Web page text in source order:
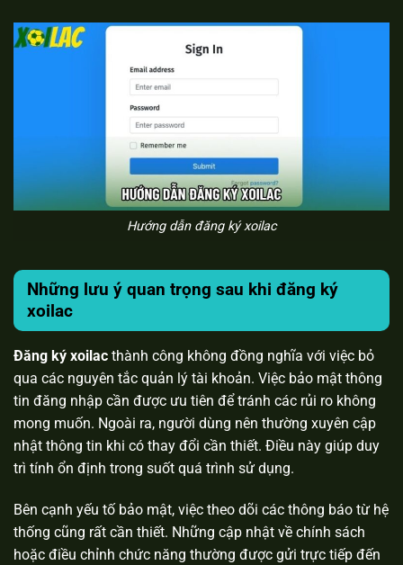
Hướng dẫn đăng ký xoilac
Những lưu ý quan trọng sau khi đăng ký
xoilac
Đăng ký xoilac thành công không đồng nghĩa với việc bỏ
qua các nguyên tắc quản lý tài khoản. Việc bảo mật thông
tin đăng nhập cần được ưu tiên để tránh các rủi ro không
mong muốn. Ngoài ra, người dùng nên thường xuyên cập
nhật thông tin khi có thay đổi cần thiết. Điều này giúp duy
trì tính ổn định trong suốt quá trình sử dụng.
Bên cạnh yếu tố bảo mật, việc theo dõi các thông báo từ hệ
thống cũng rất cần thiết. Những cập nhật về chính sách
hoặc điều chỉnh chức năng thường được gửi trực tiếp đến